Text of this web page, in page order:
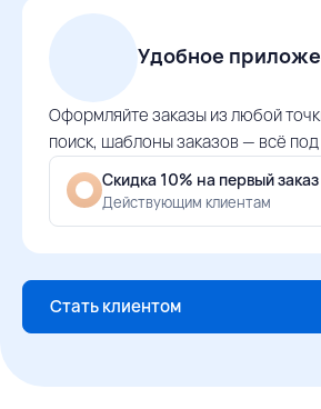
Удобное
Оформляйте заказы из любой
поиск, шаблоны заказов — всё под
Скидка 10% на первый заказ
Действующим клиентам
Стать клиентом